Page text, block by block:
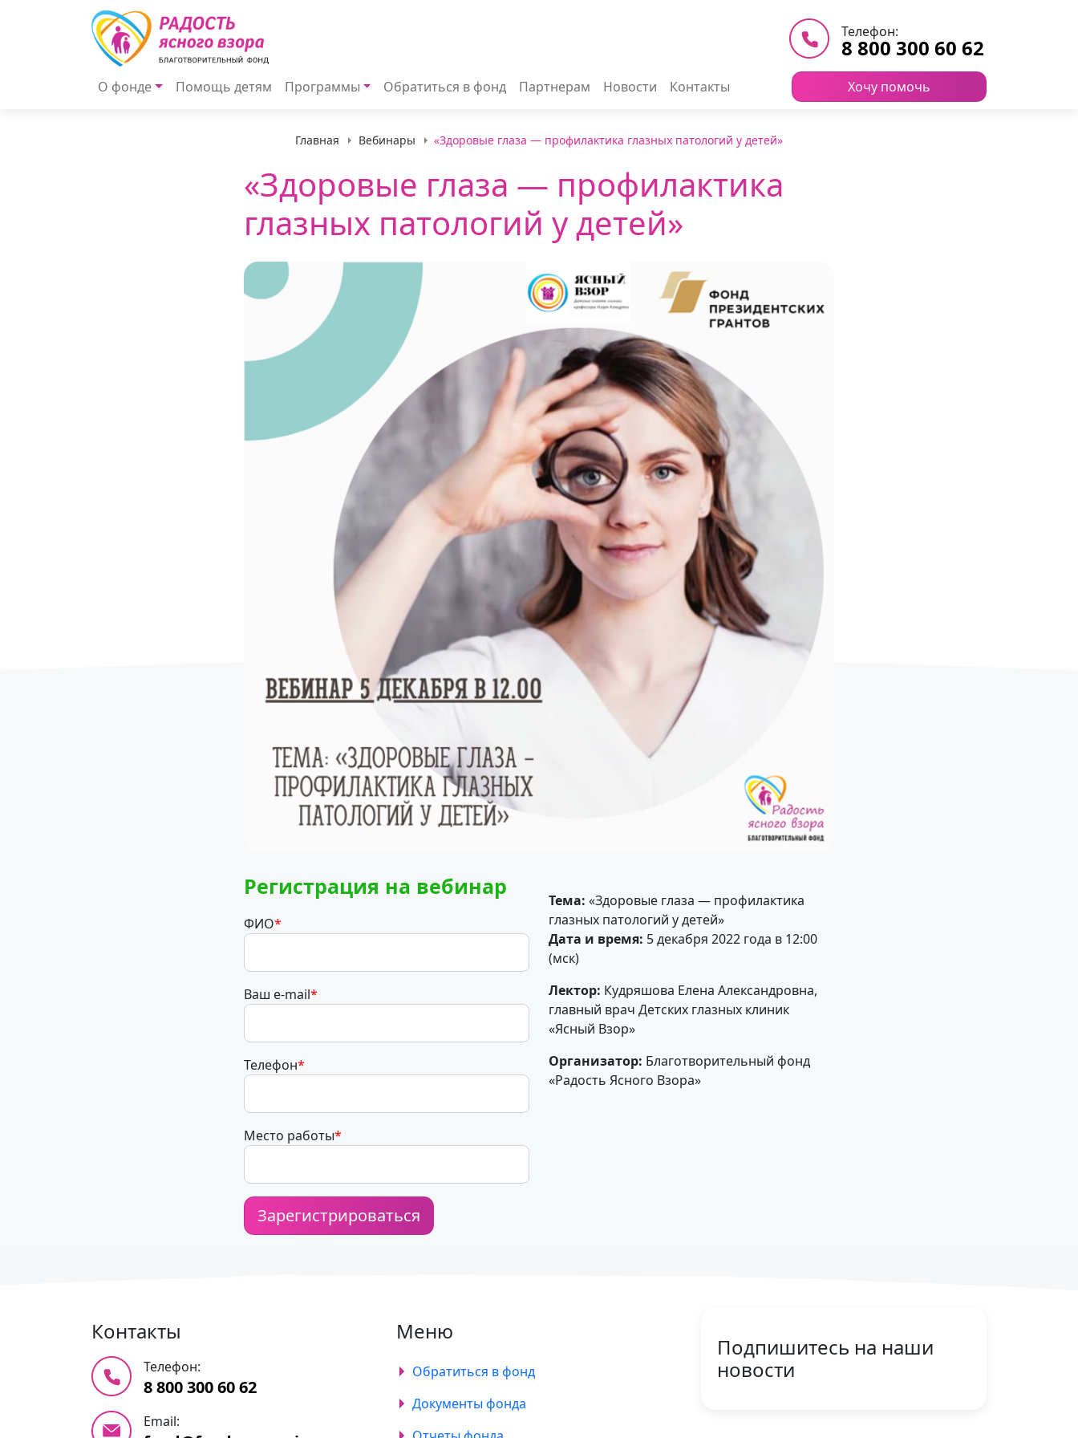
Телефон:
8 800 300 60 62
О фонде Помощь детям Программы Обратиться в фонд Партнерам Новости Контакты Хочу помочь
Главная Вебинары «Здоровые глаза — профилактика глазных патологий у детей»
«Здоровые глаза — профилактика
глазных патологий у детей»
Регистрация на вебинар
ФИО*
Ваш e-mail*
Телефон*
Место работы*
Тема: «Здоровые глаза — профилактика
глазных патологий у детей»
Дата и время: 5 декабря 2022 года в 12:00
(мск)
Лектор: Кудряшова Елена Александровна,
главный врач Детских глазных клиник
«Ясный Взор»
Организатор: Благотворительный фонд
«Радость Ясного Взора»
Контакты
Телефон:
8 800 300 60 62
Email:
Меню
Обратиться в фонд
Документы фонда
Подпишитесь на наши
новости